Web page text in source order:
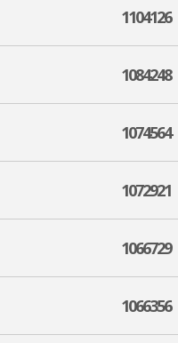
1104126
1084248
1074564
1072921
1066729
1066356